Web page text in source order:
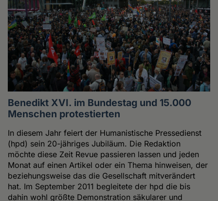
Benedikt XVI. im Bundestag und 15.000
Menschen protestierten
In diesem Jahr feiert der Humanistische Pressedienst
(hpd) sein 20-jähriges Jubiläum. Die Redaktion
möchte diese Zeit Revue passieren lassen und jeden
Monat auf einen Artikel oder ein Thema hinweisen, der
beziehungsweise das die Gesellschaft mitverändert
hat. Im September 2011 begleitete der hpd die bis
dahin wohl größte Demonstration säkularer und